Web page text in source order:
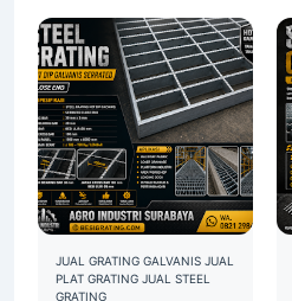
Indonesia